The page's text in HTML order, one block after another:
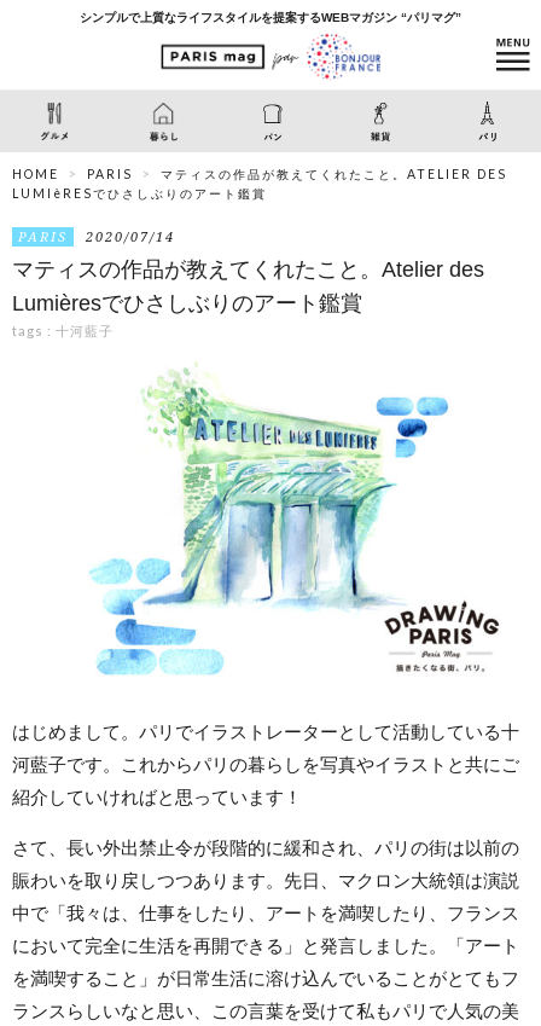
シンプルで上質なライフスタイルを提案するWEBマガジン “パリマグ”
HOME PARIS
マティスの作品が教えてくれたこと。ATELIER DES
LUMIèRESでひさしぶりのアート鑑賞
PARIS 2020/07/14
マティスの作品が教えてくれたこと。Atelier des
Lumièresでひさしぶりのアート鑑賞
tags : 十河藍子
はじめまして。パリでイラストレーターとして活動している十
河藍子です。これからパリの暮らしを写真やイラストと共にご
紹介していければと思っています！
さて、長い外出禁止令が段階的に緩和され、パリの街は以前の
賑わいを取り戻しつつあります。先日、マクロン大統領は演説
中で「我々は、仕事をしたり、アートを満喫したり、フランス
において完全に生活を再開できる」と発言しました。「アート
を満喫すること」が日常生活に溶け込んでいることがとてもフ
ランスらしいなと思い、この言葉を受けて私もパリで人気の美